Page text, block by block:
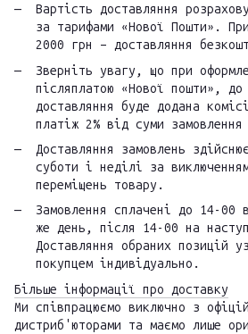
Вартість доставляння
за тарифами «Нової Пошти».
2000 грн – доставляння
Зверніть увагу, що при
післяплатою «Нової пошти», до
доставляння буде додана
платіж 2% від суми
Доставляння замовлень
суботи і неділі за
переміщень товару.
Замовлення сплачені до 14-00
же день, після 14-00 на
Доставляння обраних позицій
покупцем індивідуально.
Більше інформації про доставку
Ми співпрацюємо виключно з
дистриб'юторами та маємо лише